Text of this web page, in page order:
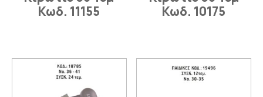
Κωδ. 11155
Κωδ. 10175